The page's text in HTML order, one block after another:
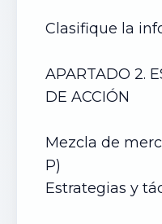
Clasifique la
APARTADO 2.
DE ACCIÓN
Mezcla de
P)
Estrategias y